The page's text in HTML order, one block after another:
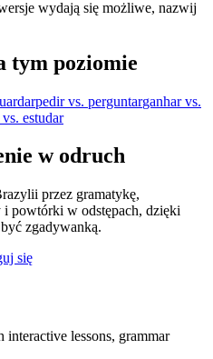
wydają się możliwe, nazwij
tym poziomie
pedir vs. perguntarganhar vs.
estudar
w odruch
przez gramatykę,
i powtórki w odstępach, dzięki
zgadywanką.
się
lessons, grammar